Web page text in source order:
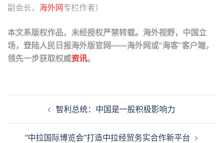
副会长， 海外网专栏作者）
本文系版权作品，未经授权严禁转载。海外视野，中国立
场，登陆人民日报海外版官网——海外网或“海客”客户端，
领先一步获取权威资讯。
navigation智利总统：中国是一股积极影响力
“中拉国际博览会”打造中拉经贸务实合作新平台